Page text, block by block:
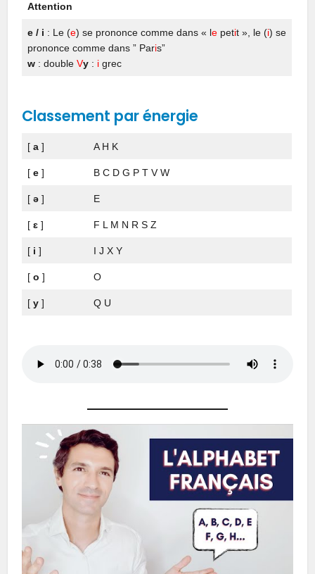
Attention
e / i : Le (e) se prononce comme dans « le petit », le (i) se
prononce comme dans ” Paris”
w : doubleVy : i grec
Classement par énergie
[a ] A H K
[e ] B C D G P T V W
[ə ] E
[ɛ ] F L M N R S Z
[ i ] I J X Y
[o ] O
[y ] Q U